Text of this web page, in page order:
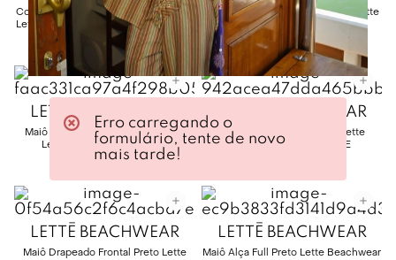
Conjunto Regata Tule Ondas Marrom
Lette Beachwear - MULTICOLORIDO
099,00
Vestido Vazado Lateral Marrom Lette
Beachwear - MARROM
R$ 899 00
LETTĒ BEACHWEAR
Maiô Lateral Bojo Drapeado Preto
Lette Beachwear - PRETO
LETTĒ BEACHWEAR
Saia Drapeada Off White Lette
Beachwear - OFF WHITE
LETTĒ BEACHWEAR
Maiô Drapeado Frontal Preto Lette
LETTĒ BEACHWEAR
Maiô Alça Full Preto Lette Beachwear
Erro carregando o
formulário, tente de novo
mais tarde!